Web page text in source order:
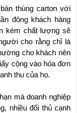
thùng carton với
đông khách hàng
kém chất lượng sẽ
cho rằng chỉ là
cho khách nên
cộng vào hóa đơn
thu của họ.
mà doanh nghiệp
nhiều đối thủ cạnh